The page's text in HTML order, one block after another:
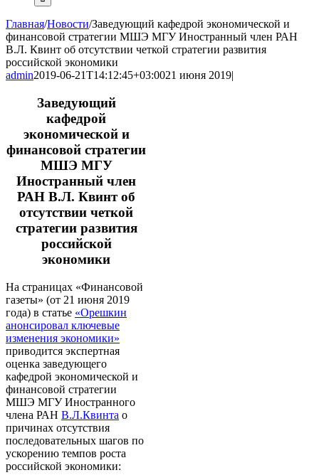
Главная/Новости/Заведующий кафедрой экономической и
финансовой стратегии МШЭ МГУ Иностранный член РАН
В.Л. Квинт об отсутствии четкой стратегии развития
российской экономики
admin2019-06-21T14:12:45+03:0021 июня 2019|
Заведующий
кафедрой
экономической и
финансовой стратегии
МШЭ МГУ
Иностранный член
РАН В.Л. Квинт об
отсутствии четкой
стратегии развития
российской
экономики
На страницах «Финансовой
газеты» (от 21 июня 2019
года) в статье «Орешкин
анонсировал ключевые
изменения экономики»
приводится экспертная
оценка заведующего
кафедрой экономической и
финансовой стратегии
МШЭ МГУ Иностранного
члена РАН В.Л.Квинта о
причинах отсутствия
последовательных шагов по
ускорению темпов роста
российской экономики: